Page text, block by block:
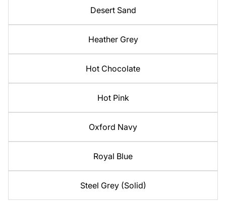
Desert Sand
Heather Grey
Hot Chocolate
Hot Pink
Oxford Navy
Royal Blue
Steel Grey (Solid)